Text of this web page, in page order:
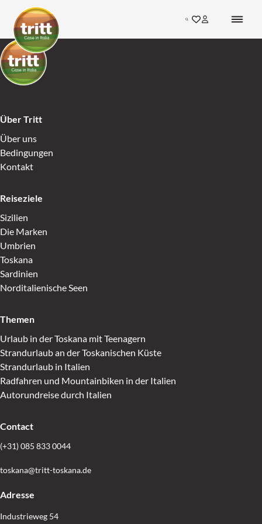
Skip to content
Go to Home
Search
Gehen Sie zu den
Inloggen bij
Go to Home
Über Tritt
Über uns
Bedingungen
Kontakt
Reiseziele
Sizilien
Die Marken
Umbrien
Toskana
Sardinien
Norditalienische Seen
Themen
Urlaub in der Toskana mit Teenagern
Strandurlaub an der Toskanischen Küste
Strandurlaub in Italien
Radfahren und Mountainbiken in der Italien
Autorundreise durch Italien
Contact
(+31) 085 833 0044
toskana@tritt-toskana.de
Adresse
Industrieweg 54